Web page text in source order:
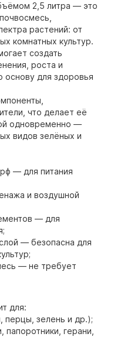
2,5 литра — это
растений: от
комнатных культур.
создать
роста и
для здоровья
что делает её
одновременно —
видов зелёных и
— для питания
и воздушной
— для
— безопасна для
— не требует
для:
зелень и др.);
папоротники, герани,